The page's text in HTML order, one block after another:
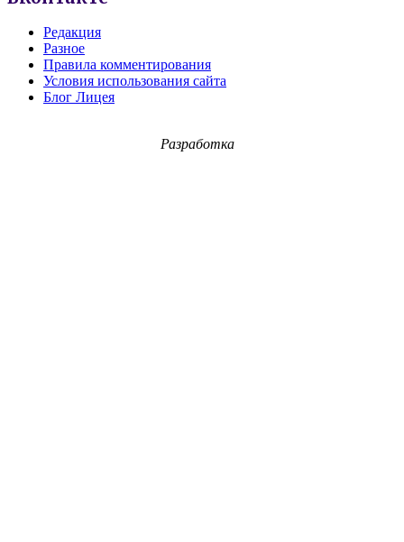
Редакция
Разное
Правила комментирования
Условия использования сайта
Блог Лицея
Разработка